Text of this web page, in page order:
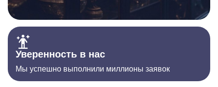
Уверенность в нас
Мы успешно выполнили миллионы заявок